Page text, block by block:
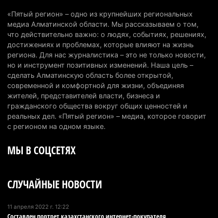
6 августа 2026 г. 10:47
Казахстанцы назвали доход, при котором не
считают себя бедными
6 августа 2026 г. 09:52 165
Пожар в Аксайском ущелье под Алматы
полностью ликвидирован спустя три дня
6 августа 2026 г. 08:51 241
в Алматинской области
Казахстан стал лидером Центральной Азии в
5 августа 2026 г. 13:55
«Пятый регион» – одно из крупнейших региональных
медиа Алматинской области. Мы рассказываем о том,
что действительно важно: о людях, событиях, решениях,
достижениях и проблемах, которые влияют на жизнь
региона. Для нас журналистика – это не только новости,
но и инструмент позитивных изменений. Наша цель –
сделать Алматинскую область более открытой,
современной и комфортной для жизни, объединяя
жителей, представителей власти, бизнеса и
гражданского общества вокруг общих ценностей и
реальных дел. «Пятый регион» – медиа, которое говорит
с регионом на одном языке.
МЫ В СОЦСЕТЯХ
СЛУЧАЙНЫЕ НОВОСТИ
11 апреля 2022 г. 12:22